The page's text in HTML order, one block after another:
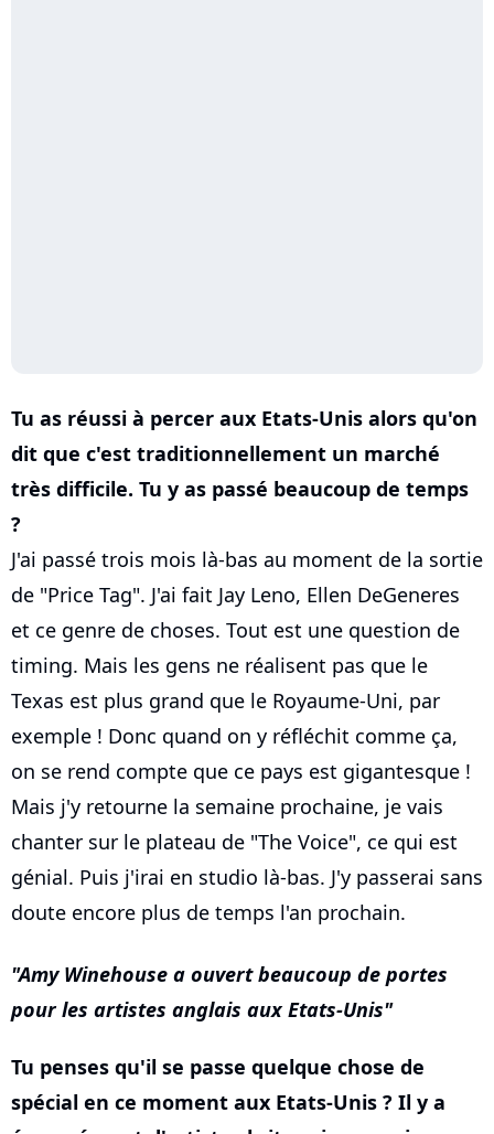
Tu as réussi à percer aux Etats-Unis alors qu'on
dit que c'est traditionnellement un marché
très difficile. Tu y as passé beaucoup de temps
?
J'ai passé trois mois là-bas au moment de la sortie
de "Price Tag". J'ai fait Jay Leno, Ellen DeGeneres
et ce genre de choses. Tout est une question de
timing. Mais les gens ne réalisent pas que le
Texas est plus grand que le Royaume-Uni, par
exemple ! Donc quand on y réfléchit comme ça,
on se rend compte que ce pays est gigantesque !
Mais j'y retourne la semaine prochaine, je vais
chanter sur le plateau de "The Voice", ce qui est
génial. Puis j'irai en studio là-bas. J'y passerai sans
doute encore plus de temps l'an prochain.
Amy Winehouse a ouvert beaucoup de portes
pour les artistes anglais aux Etats-Unis
Tu penses qu'il se passe quelque chose de
spécial en ce moment aux Etats-Unis ? Il y a